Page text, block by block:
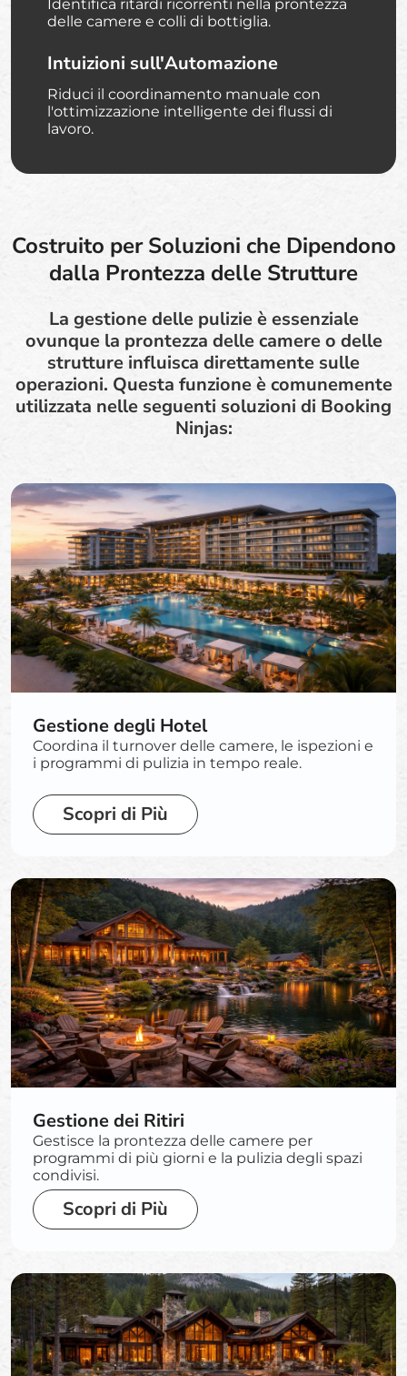
Identifica ritardi ricorrenti nella prontezza
delle camere e colli di bottiglia.
Intuizioni sull'Automazione
Riduci il coordinamento manuale con
l'ottimizzazione intelligente dei flussi di
lavoro.
Costruito per Soluzioni che Dipendono
dalla Prontezza delle Strutture
La gestione delle pulizie è essenziale
ovunque la prontezza delle camere o delle
strutture influisca direttamente sulle
operazioni. Questa funzione è comunemente
utilizzata nelle seguenti soluzioni di Booking
Ninjas:
Gestione degli Hotel
Coordina il turnover delle camere, le ispezioni e
i programmi di pulizia in tempo reale.
Scopri di Più
Gestione dei Ritiri
Gestisce la prontezza delle camere per
programmi di più giorni e la pulizia degli spazi
condivisi.
Scopri di Più